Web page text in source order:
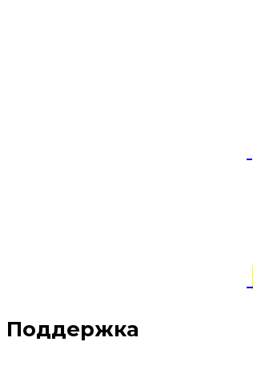
Поддержка